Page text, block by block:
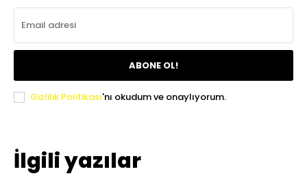
ABONE OL!
Gizlilik Politikası'nı okudum ve onaylıyorum.
İlgili yazılar